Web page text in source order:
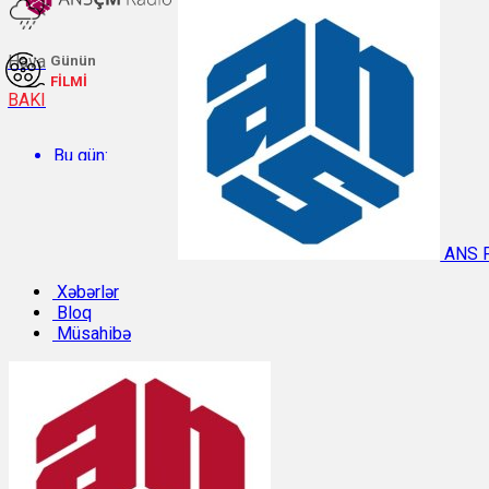
Hava
BAKI
Bu gün:
Temperatur: 30°C. Rütubət: 46%.
Sabah:
Günün
FİLMİ
ANS
Xəbərlər
Bloq
Müsahibə